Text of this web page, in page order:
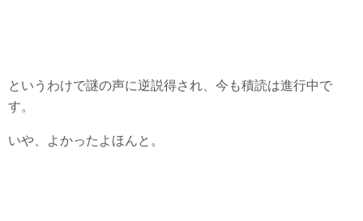
というわけで謎の声に逆説得され、今も積読は進行中で
す。
いや、よかったよほんと。